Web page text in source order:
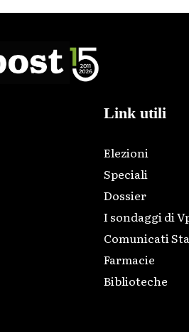
Link utili
Elezioni
Speciali
Dossier
I sondaggi di
Comunicati
Farmacie
Biblioteche